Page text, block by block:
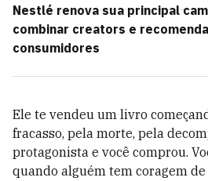
Nestlé renova sua principal
combinar creators e
consumidores
Ele te vendeu um livro
fracasso, pela morte, pela
protagonista e você comprou.
quando alguém tem coragem